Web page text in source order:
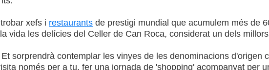
xefs i restaurants de prestigi mundial que acumulem més de
vida les delícies del Celler de Can Roca, considerat un dels
sorprendrà contemplar les vinyes de les denominacions d'origen
només per a tu, fer una jornada de 'shopping' acompanyat per